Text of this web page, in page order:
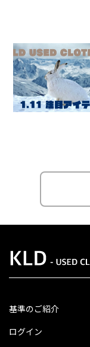
基準のご紹介
ログイン